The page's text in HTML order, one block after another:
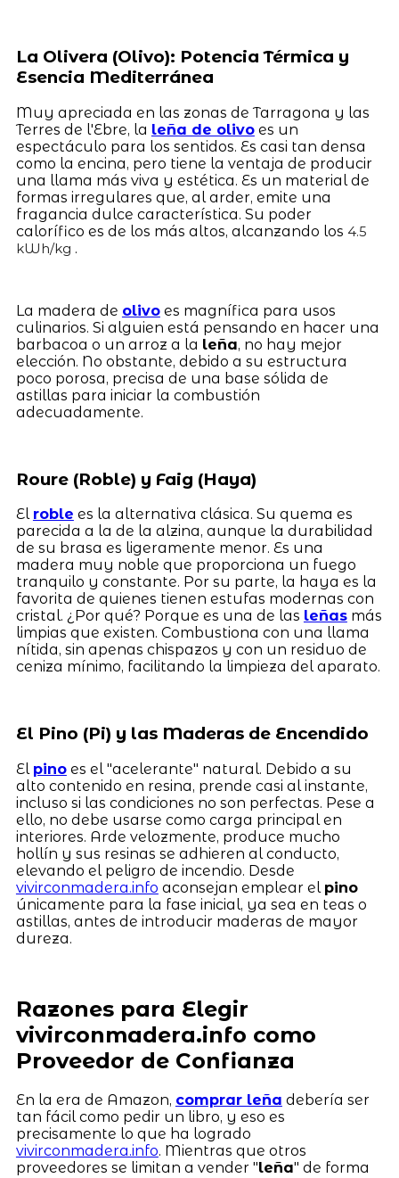
La Olivera (Olivo): Potencia Térmica y
Esencia Mediterránea
Muy apreciada en las zonas de Tarragona y las
Terres de l'Ebre, la leña de olivoes un
espectáculo para los sentidos. Es casi tan densa
como la encina, pero tiene la ventaja de producir
una llama más viva y estética. Es un material de
formas irregulares que, al arder, emite una
fragancia dulce característica. Su poder
calorífico es de los más altos, alcanzando los 4.5
kWh/kg .
La madera de olivoes magnífica para usos
culinarios. Si alguien está pensando en hacer una
barbacoa o un arroz a la leña, no hay mejor
elección. No obstante, debido a su estructura
poco porosa, precisa de una base sólida de
astillas para iniciar la combustión
adecuadamente.
Roure (Roble) y Faig (Haya)
El roble es la alternativa clásica. Su quema es
parecida a la de la alzina, aunque la durabilidad
de su brasa es ligeramente menor. Es una
madera muy noble que proporciona un fuego
tranquilo y constante. Por su parte, la haya es la
favorita de quienes tienen estufas modernas con
cristal. ¿Por qué? Porque es una de las leñasmás
limpias que existen. Combustiona con una llama
nítida, sin apenas chispazos y con un residuo de
ceniza mínimo, facilitando la limpieza del aparato.
El Pino (Pi) y las Maderas de Encendido
El pinoes el "acelerante" natural. Debido a su
alto contenido en resina, prende casi al instante,
incluso si las condiciones no son perfectas. Pese a
ello, no debe usarse como carga principal en
interiores. Arde velozmente, produce mucho
hollín y sus resinas se adhieren al conducto,
elevando el peligro de incendio. Desde
vivirconmadera.info aconsejan emplear el pino
únicamente para la fase inicial, ya sea en teas o
astillas, antes de introducir maderas de mayor
dureza.
Razones para Elegir
vivirconmadera.info como
Proveedor de Confianza
En la era de Amazon, comprar leña debería ser
tan fácil como pedir un libro, y eso es
precisamente lo que ha logrado
vivirconmadera.info. Mientras que otros
proveedores se limitan a vender "leña" de forma